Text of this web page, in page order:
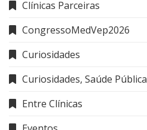
Clínicas Parceiras
CongressoMedVep2026
Curiosidades
Curiosidades, Saúde Pública
Entre Clínicas